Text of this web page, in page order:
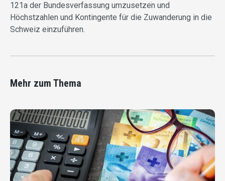
121a der Bundesverfassung umzusetzen und
Höchstzahlen und Kontingente für die Zuwanderung in die
Schweiz einzuführen.
Mehr zum Thema